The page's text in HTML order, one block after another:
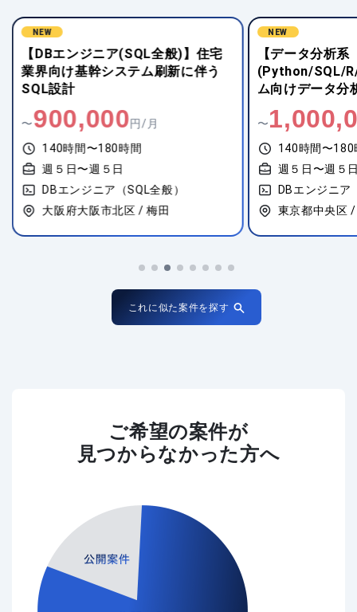
NEW
【データ分析系
(Python/SQL/R/BI)】物流システ
ム向けデータ分析・可視化基盤構築
〜1,000,000円/月
140時間〜180時間
週５日〜週５日
DBエンジニア（SQL全般）
東京都中央区 / 新富町
【Java(その他
向け維持保守お
〜
140時間〜180
週５日〜週５
DBエンジニア
愛知県豊田市
これに似た案件を探す
ご希望の案件が
見つからなかった方へ